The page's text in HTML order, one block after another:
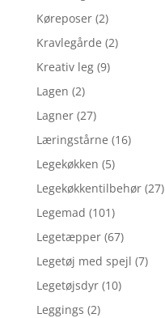
Køreposer (2)
Kravlegårde (2)
Kreativ leg (9)
Lagen (2)
Lagner (27)
Læringstårne (16)
Legekøkken (5)
Legekøkkentilbehør (27)
Legemad (101)
Legetæpper (67)
Legetøj med spejl (7)
Legetøjsdyr (10)
Leggings (2)